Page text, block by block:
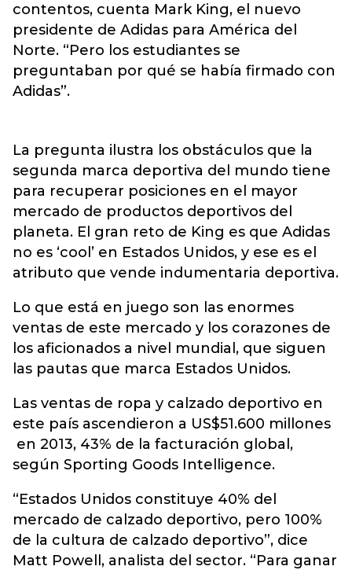
contentos, cuenta Mark King, el nuevo
presidente de Adidas para América del
Norte. “Pero los estudiantes se
preguntaban por qué se había firmado con
Adidas”.
La pregunta ilustra los obstáculos que la
segunda marca deportiva del mundo tiene
para recuperar posiciones en el mayor
mercado de productos deportivos del
planeta. El gran reto de King es que Adidas
no es ‘cool’ en Estados Unidos, y ese es el
atributo que vende indumentaria deportiva.
Lo que está en juego son las enormes
ventas de este mercado y los corazones de
los aficionados a nivel mundial, que siguen
las pautas que marca Estados Unidos.
Las ventas de ropa y calzado deportivo en
este país ascendieron a US$51.600 millones
en 2013, 43% de la facturación global,
según Sporting Goods Intelligence.
“Estados Unidos constituye 40% del
mercado de calzado deportivo, pero 100%
de la cultura de calzado deportivo”, dice
Matt Powell, analista del sector. “Para ganar